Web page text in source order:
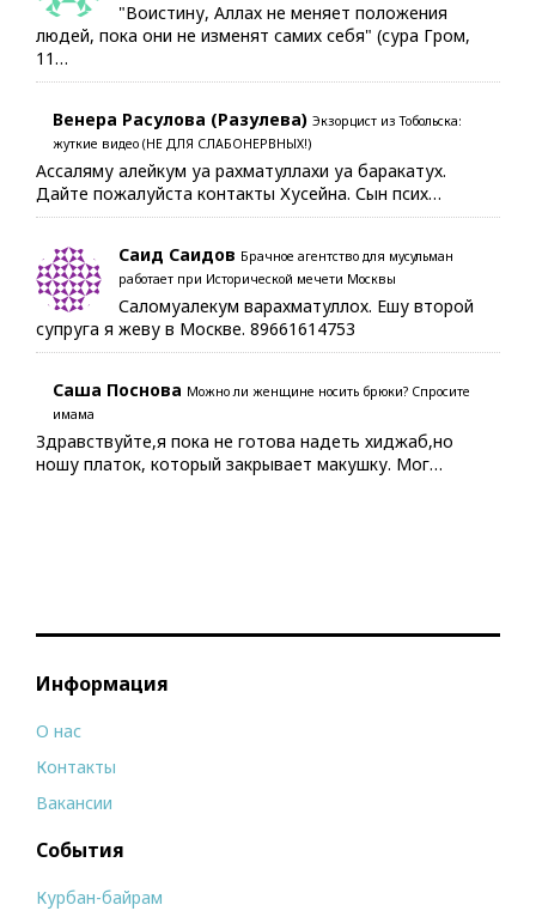
"Воистину, Аллах не меняет положения
людей, пока они не изменят самих себя" (сура Гром,
11…
Венера Расулова (Разулева) Экзорцист из Тобольска:
жуткие видео (НЕ ДЛЯ СЛАБОНЕРВНЫХ!)
Ассаляму алейкум уа рахматуллахи уа баракатух.
Дайте пожалуйста контакты Хусейна. Сын псих…
Саид Саидов Брачное агентство для мусульман
работает при Исторической мечети Москвы
Саломуалекум варахматуллох. Ешу второй
супруга я жеву в Москве. 89661614753
Саша Поснова Можно ли женщине носить брюки? Спросите
имама
Здравствуйте,я пока не готова надеть хиджаб,но
ношу платок, который закрывает макушку. Мог…
Информация
О нас
Контакты
Вакансии
События
Курбан-байрам